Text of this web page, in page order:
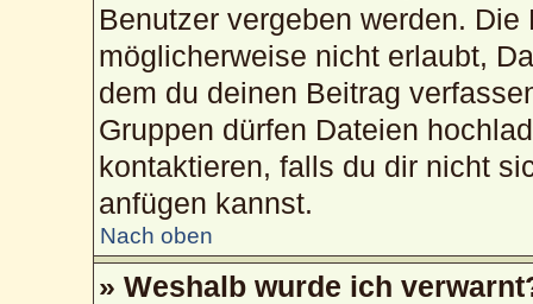
Benutzer vergeben werden.
möglicherweise nicht erlaubt,
dem du deinen Beitrag
Gruppen dürfen Dateien
kontaktieren, falls du dir nicht
anfügen kannst.
Nach oben
» Weshalb wurde ich